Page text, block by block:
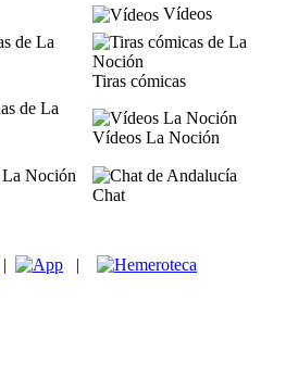
Vídeos
Tiras cómicas
Vídeos La Noción
Chat
| |